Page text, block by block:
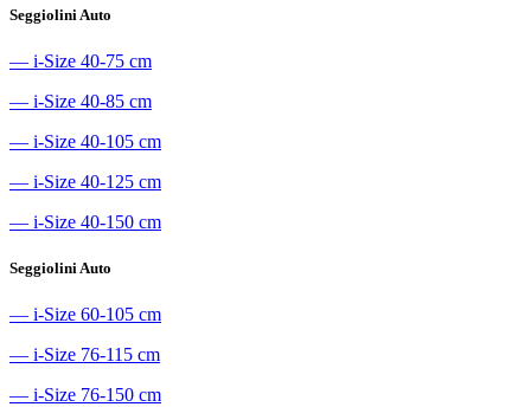
Seggiolini Auto
― i-Size 40-75 cm
― i-Size 40-85 cm
― i-Size 40-105 cm
― i-Size 40-125 cm
― i-Size 40-150 cm
Seggiolini Auto
― i-Size 60-105 cm
― i-Size 76-115 cm
― i-Size 76-150 cm